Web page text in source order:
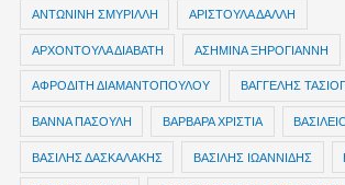
ΑΝΤΩΝΙΝΗ ΣΜΥΡΙΛΛΗ ΑΡΙΣΤΟΥΛΑ ΔΑΛΛΗ
ΑΡΧΟΝΤΟΥΛΑ ΔΙΑΒΑΤΗ ΑΣΗΜΙΝΑ ΞΗΡΟΓΙΑΝΝΗ
ΑΦΡΟΔΙΤΗ ΔΙΑΜΑΝΤΟΠΟΥΛΟΥ ΒΑΓΓΕΛΗΣ
ΒΑΝΝΑ ΠΑΣΟΥΛΗ ΒΑΡΒΑΡΑ ΧΡΙΣΤΙΑ
ΒΑΣΙΛΗΣ ΔΑΣΚΑΛΑΚΗΣ ΒΑΣΙΛΗΣ ΙΩΑΝΝΙΔΗΣ